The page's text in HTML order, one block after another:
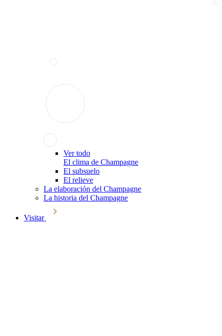
Ver todo
El clima de Champagne
El subsuelo
El relieve
La elaboración del Champagne
La historia del Champagne
Visitar